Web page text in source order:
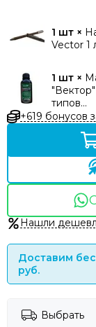
1 шт ×
Vector 1
1 шт ×
типов
+619 бонусов
Нашли
Доставим
руб.
Выбрать